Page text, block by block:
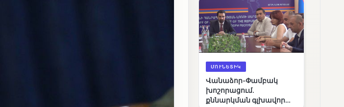
ՄՈՒՆԵՏԻԿ
Վանաձոր-Փամբակ
խոշորացում.
քննարկման գլխավոր